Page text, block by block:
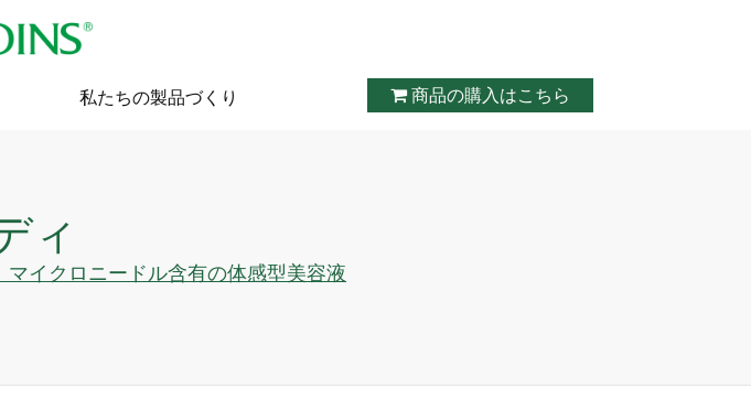
私たちの製品づくり 商品の購入はこちら
ィ
イクロニードル含有の体感型美容液